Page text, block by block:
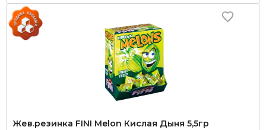
Жев.резинка FINI Melon Кислая Дыня 5,5гр